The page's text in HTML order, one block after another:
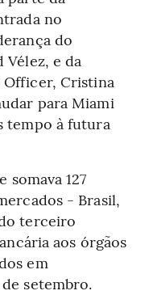
no
do
Vélez, e da
Cristina
para Miami
tempo à futura
127
- Brasil,
terceiro
aos órgãos
em
setembro.